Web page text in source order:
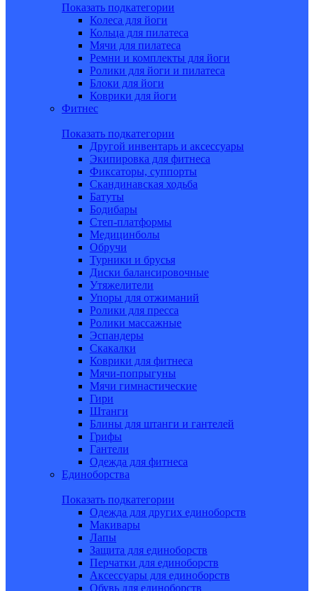
Показать подкатегории
Колеса для йоги
Кольца для пилатеса
Мячи для пилатеса
Ремни и комплекты для йоги
Ролики для йоги и пилатеса
Блоки для йоги
Коврики для йоги
Фитнес
Показать подкатегории
Другой инвентарь и аксессуары
Экипировка для фитнеса
Фиксаторы, суппорты
Скандинавская ходьба
Батуты
Бодибары
Степ-платформы
Медицинболы
Обручи
Турники и брусья
Диски балансировочные
Утяжелители
Упоры для отжиманий
Ролики для пресса
Ролики массажные
Эспандеры
Скакалки
Коврики для фитнеса
Мячи-попрыгуны
Мячи гимнастические
Гири
Штанги
Блины для штанги и гантелей
Грифы
Гантели
Одежда для фитнеса
Единоборства
Показать подкатегории
Одежда для других единоборств
Макивары
Лапы
Защита для единоборств
Перчатки для единоборств
Аксессуары для единоборств
Обувь для единоборств